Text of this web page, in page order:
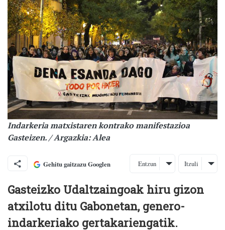
Indarkeria matxistaren kontrako manifestazioa
Gasteizen. / Argazkia: Alea
Gehitu gaitzazu Googlen Entzun Itzuli
Gasteizko Udaltzaingoak hiru gizon
atxilotu ditu Gabonetan, genero-
indarkeriako gertakariengatik.